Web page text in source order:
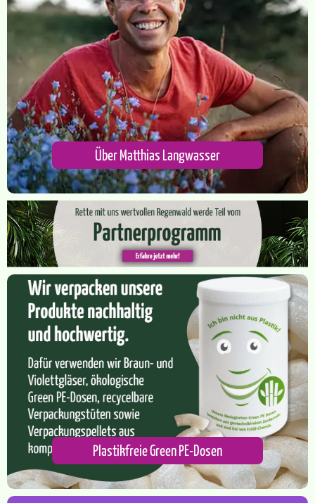
Über Matthias Langwasser
Plastikfreie Green PE-Dosen